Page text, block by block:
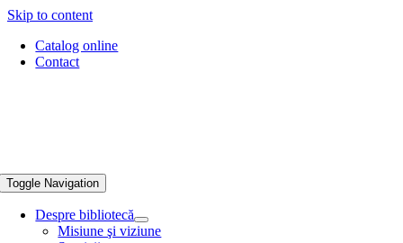
Skip to content
Catalog online
Contact
Toggle Navigation
Despre bibliotecă
Misiune şi viziune